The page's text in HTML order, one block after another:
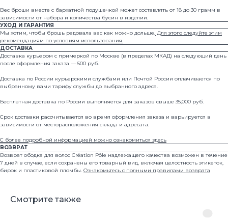
Вес броши вместе с бархатной подушечкой может составлять от 18 до 30 грамм в
зависимости от набора и количества бусин в изделии.
УХОД И ГАРАНТИЯ
Мы хотим, чтобы брошь радовала вас как можно дольше. Для этого следуйте этим
рекомендациям по условиям использования.
ДОСТАВКА
Доставка курьером с примеркой по Москве (в пределах МКАД) на следующий день
после оформления заказа — 500 руб.
Доставка по России курьерскими службами или Почтой России оплачивается по
выбранному вами тарифу службы до выбранного адреса.
Бесплатная доставка по России выполняется для заказов свыше 35,000 руб.
Срок доставки рассчитывается во время оформления заказа и варьируется в
зависимости от месторасположения склада и адресата.
С более подробной информацией можно ознакомиться здесь
ВОЗВРАТ
Возврат ободка для волос Création Pôle надлежащего качества возможен в течение
7 дней в случае, если сохранены его товарный вид, включая целостность этикеток,
бирок и пластиковой пломбы. Ознакомьтесь с полными правилами возврата
Смотрите также
© 2024 all rights reserved
Каталог
Арт-объекты
Нажимая на кнопку, вы соглашаетесь на обработку
Условия возврата